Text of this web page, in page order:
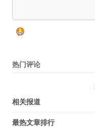
热门评论
相关报道
最热文章排行